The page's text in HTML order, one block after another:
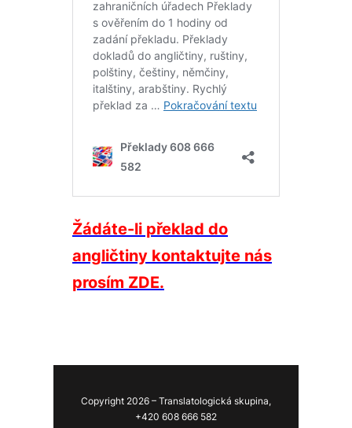
Žádáte-li překlad do
angličtiny kontaktujte nás
prosím ZDE.
Copyright 2026 – Translatologická skupina,
+420 608 666 582